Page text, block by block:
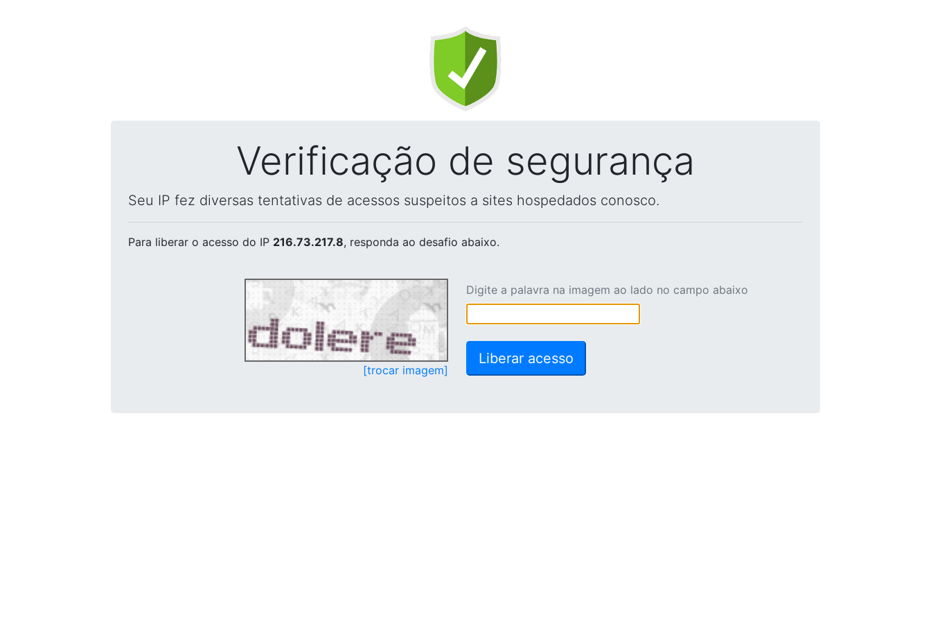
Verificação de segurança
Seu IP fez diversas tentativas de acessos suspeitos a sites hospedados conosco.
Para liberar o acesso do IP 216.73.217.8, responda ao desafio abaixo.
[trocar imagem]
Digite a palavra na imagem ao lado no campo abaixo